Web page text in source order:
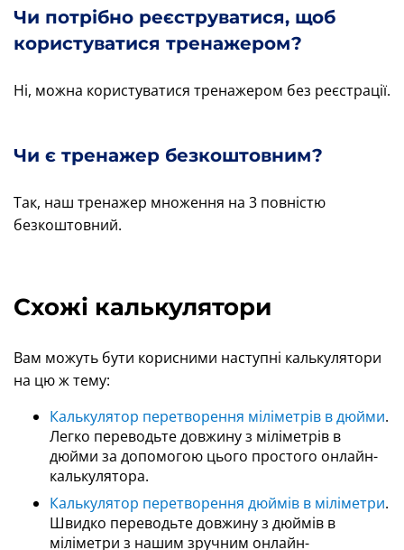
Чи потрібно реєструватися, щоб
користуватися тренажером?
Ні, можна користуватися тренажером без реєстрації.
Чи є тренажер безкоштовним?
Так, наш тренажер множення на 3 повністю
безкоштовний.
Схожі калькулятори
Вам можуть бути корисними наступні калькулятори
на цю ж тему:
Калькулятор перетворення міліметрів в дюйми.
Легко переводьте довжину з міліметрів в
дюйми за допомогою цього простого онлайн-
калькулятора.
Калькулятор перетворення дюймів в міліметри.
Швидко переводьте довжину з дюймів в
міліметри з нашим зручним онлайн-